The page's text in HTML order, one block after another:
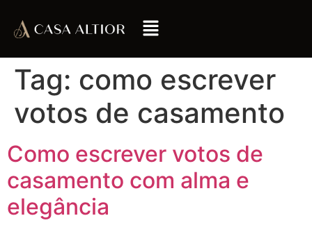
Tag: como escrever
votos de casamento
Como escrever votos de
casamento com alma e
elegância